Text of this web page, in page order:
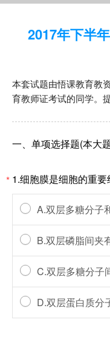
2017年下半
本套试题由悟课教育教
育教师证考试的同学。
一、单项选择题(本大
* 1.细胞膜是细胞的重要
A.双层多糖分子
B.双层磷脂间夹
C.双层多糖分子
D.双层蛋白质分